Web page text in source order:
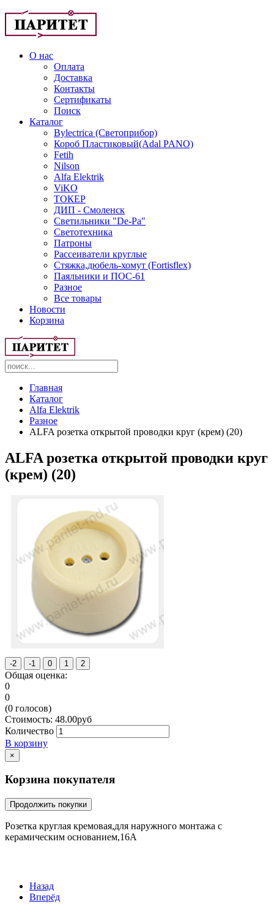
О нас
Оплата
Доставка
Контакты
Сертификаты
Поиск
Каталог
Bylectrica (Светоприбор)
Короб Пластиковый(Adal PANO)
Fetih
Nilson
Alfa Elektrik
ViKO
ТОКЕР
ДИП - Смоленск
Светильники "De-Pa"
Светотехника
Патроны
Рассеиватели круглые
Стяжка,дюбель-хомут (Fortisflex)
Паяльники и ПОС-61
Разное
Все товары
Новости
Корзина
Главная
Каталог
Alfa Elektrik
Разное
ALFA розетка открытой проводки круг (крем) (20)
ALFA розетка открытой проводки круг
(крем) (20)
Общая оценка:
0
0
(0 голосов)
Стоимость: 48.00руб
Количество
В корзину
×
Корзина покупателя
Продолжить покупки
Розетка круглая кремовая,для наружного монтажа с
керамическим основанием,16А
Назад
Вперёд